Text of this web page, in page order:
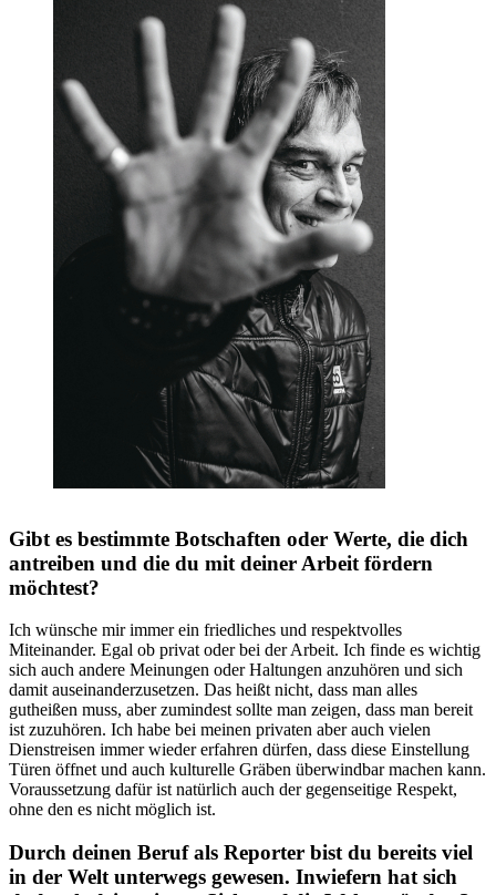
Gibt es bestimmte Botschaften oder Werte, die dich
antreiben und die du mit deiner Arbeit fördern
möchtest?
Ich wünsche mir immer ein friedliches und respektvolles
Miteinander. Egal ob privat oder bei der Arbeit. Ich finde es wichtig
sich auch andere Meinungen oder Haltungen anzuhören und sich
damit auseinanderzusetzen. Das heißt nicht, dass man alles
gutheißen muss, aber zumindest sollte man zeigen, dass man bereit
ist zuzuhören. Ich habe bei meinen privaten aber auch vielen
Dienstreisen immer wieder erfahren dürfen, dass diese Einstellung
Türen öffnet und auch kulturelle Gräben überwindbar machen kann.
Voraussetzung dafür ist natürlich auch der gegenseitige Respekt,
ohne den es nicht möglich ist.
Durch deinen Beruf als Reporter bist du bereits viel
in der Welt unterwegs gewesen. Inwiefern hat sich